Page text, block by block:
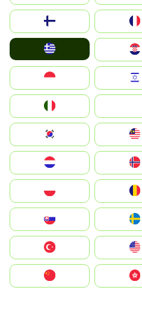
United Kingdom
Magyarország
South Korea
United States
中國香港特別行政區